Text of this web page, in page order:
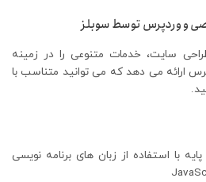
و وردپرس توسط سوبلز
سایت، خدمات متنوعی را در زمینه
ارائه می دهد که می توانید متناسب با
با استفاده از زبان های برنامه نویسی